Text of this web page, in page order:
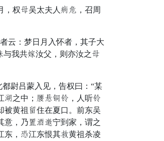
权除吴太夫人更射，召周
云：梦日月入怀者，其子大
与我共仰汝父，则亦汝之除
尉吕蒙入见，告权曰：“某
念之中；血质促学，人听学
被黄祖旦住在夏口。前东吴
意，乃须守貌宁到家，谓之
东，绳江东恨其经黄祖杀凌